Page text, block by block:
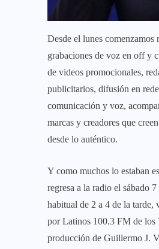
Desde el lunes comenzamos
grabaciones de voz en off y
de videos promocionales,
publicitarios, difusión en
comunicación y voz,
marcas y creadores que
desde lo auténtico.
Y como muchos lo estaban
regresa a la radio el sábado
habitual de 2 a 4 de la tarde,
por Latinos 100.3 FM de los
producción de Guillermo J.